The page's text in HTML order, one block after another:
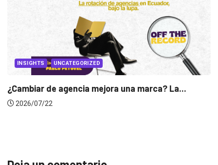
INSIGHTS UNCATEGORIZED
de agencia mejora una marca? La...
2026/07/22